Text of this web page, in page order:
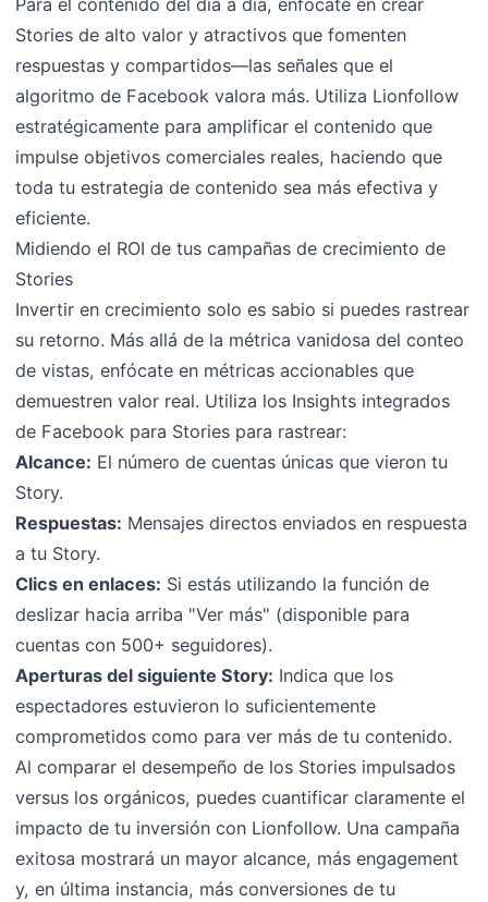
Para el contenido del día a día, enfócate en crear
Stories de alto valor y atractivos que fomenten
respuestas y compartidos—las señales que el
algoritmo de Facebook valora más. Utiliza Lionfollow
estratégicamente para amplificar el contenido que
impulse objetivos comerciales reales, haciendo que
toda tu estrategia de contenido sea más efectiva y
eficiente.
Midiendo el ROI de tus campañas de crecimiento de
Stories
Invertir en crecimiento solo es sabio si puedes rastrear
su retorno. Más allá de la métrica vanidosa del conteo
de vistas, enfócate en métricas accionables que
demuestren valor real. Utiliza los Insights integrados
de Facebook para Stories para rastrear:
Alcance: El número de cuentas únicas que vieron tu
Story.
Respuestas: Mensajes directos enviados en respuesta
a tu Story.
Clics en enlaces: Si estás utilizando la función de
deslizar hacia arriba "Ver más" (disponible para
cuentas con 500+ seguidores).
Aperturas del siguiente Story: Indica que los
espectadores estuvieron lo suficientemente
comprometidos como para ver más de tu contenido.
Al comparar el desempeño de los Stories impulsados
versus los orgánicos, puedes cuantificar claramente el
impacto de tu inversión con Lionfollow. Una campaña
exitosa mostrará un mayor alcance, más engagement
y, en última instancia, más conversiones de tu